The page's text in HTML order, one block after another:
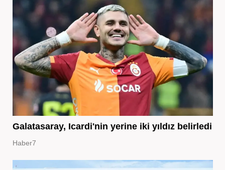
Galatasaray, Icardi'nin yerine iki yıldız belirledi
Haber7